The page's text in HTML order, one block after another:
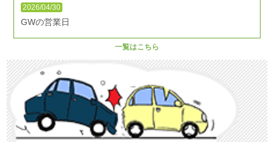
2026/04/30
GWの営業日
一覧はこちら